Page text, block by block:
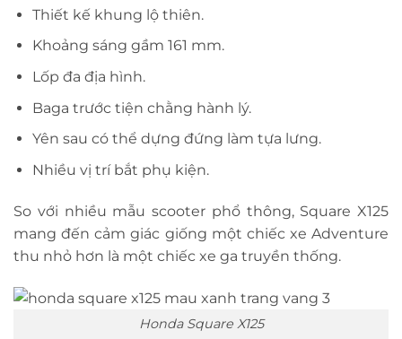
Thiết kế khung lộ thiên.
Khoảng sáng gầm 161 mm.
Lốp đa địa hình.
Baga trước tiện chằng hành lý.
Yên sau có thể dựng đứng làm tựa lưng.
Nhiều vị trí bắt phụ kiện.
So với nhiều mẫu scooter phổ thông, Square X125
mang đến cảm giác giống một chiếc xe Adventure
thu nhỏ hơn là một chiếc xe ga truyền thống.
Honda Square X125